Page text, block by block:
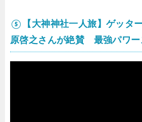
⑤【大神神社一人旅】ゲッタ
原啓之さんが絶賛 最強パワー